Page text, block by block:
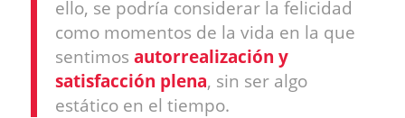
ello, se podría considerar la felicidad
como momentos de la vida en la que
sentimos autorrealización y
satisfacción plena, sin ser algo
estático en el tiempo.